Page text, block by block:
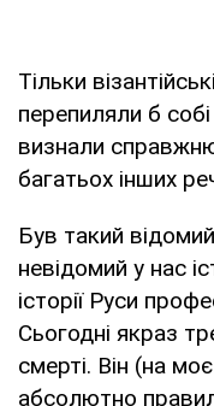
Тільки
перепиляли б
визнали
багатьох інших
Був такий
невідомий у нас
історії Руси
Сьогодні якраз
смерті. Він (на
абсолютно